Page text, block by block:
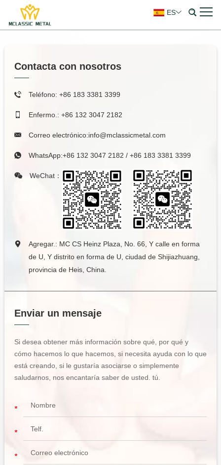
ES
Contacta con nosotros
Teléfono: +86 183 3381 3399
Enfermo.: +86 132 3047 2182
Correo electrónico:info@mclassicmetal.com
WhatsApp:+86 132 3047 2182 / +86 183 3381 3399
WeChat：
Agregar.: MC CS Heinz Plaza, No. 66, Y calle en forma
de U, Y distrito en forma de U, ciudad de Shijiazhuang,
provincia de Heis, China.
Enviar un mensaje
Si desea obtener más información sobre qué, por qué y
cómo hacemos lo que hacemos, si necesita ayuda con lo que
está creando, si le gustaría asociarse o simplemente
saludarnos, nos encantaría saber de usted. tú.